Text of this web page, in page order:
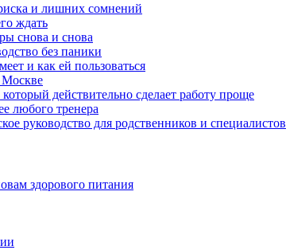
и лишних сомнений
ждать
снова и снова
без паники
и как ей пользоваться
Москве
действительно сделает работу проще
любого тренера
руководство для родственников и специалистов
здорового питания